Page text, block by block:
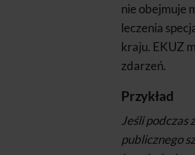
nie obejmuje
leczenia
kraju. EKUZ
zdarzeń.
Przykład
Jeśli podczas
publicznego